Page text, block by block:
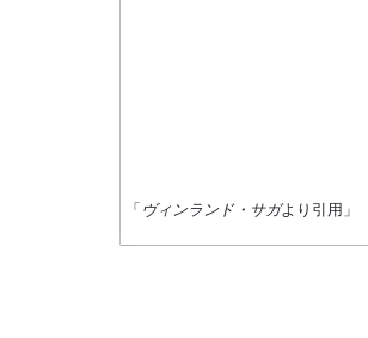
「 ヴィンランド・サガより引用」